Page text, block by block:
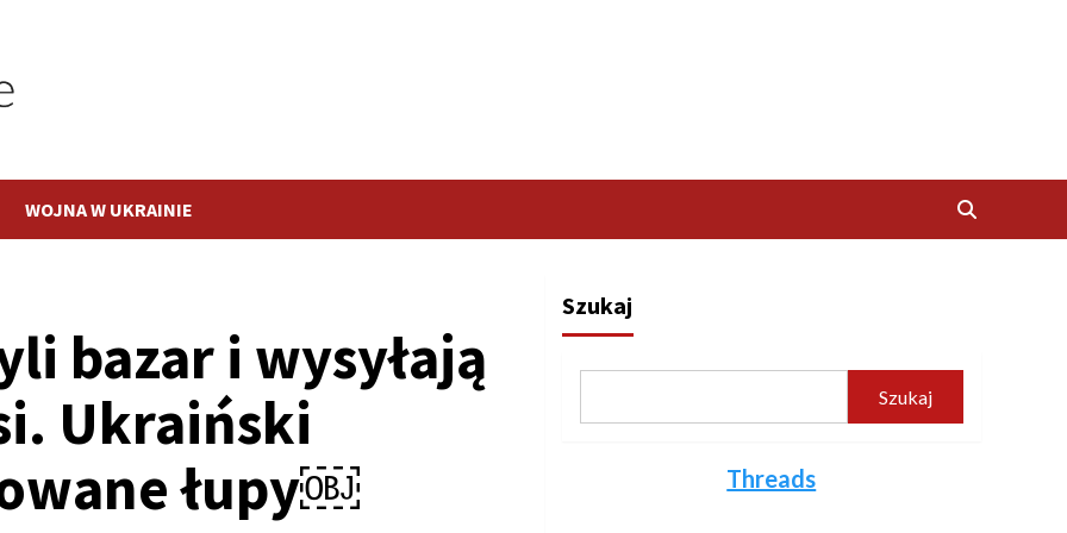
WOJNA W UKRAINIE
bazar i wysyłają
Ukraiński
łupy￼
Szukaj
Szukaj
Threads